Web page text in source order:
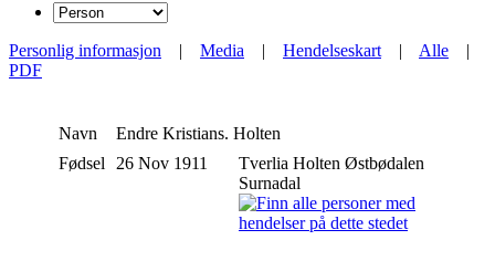
Personlig informasjon | Media | Hendelseskart | Alle |
PDF
Navn Endre Kristians. Holten
Fødsel
26 Nov 1911
Tverlia Holten Østbødalen
Surnadal